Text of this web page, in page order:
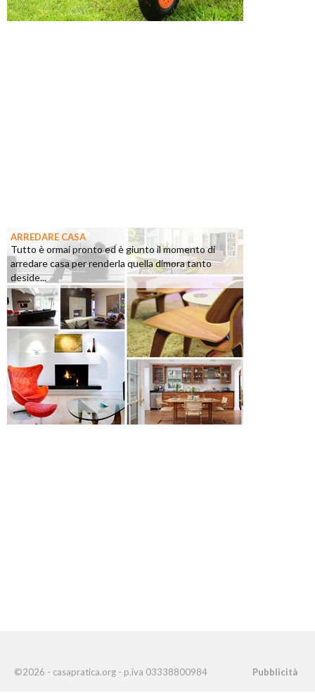
ARREDARE CASA
Tutto è ormai pronto ed è giunto il momento di
arredare casa per renderla quella dimora tanto
deside...
©2026 - casapratica.org - p.iva 03338800984 Pubblicità